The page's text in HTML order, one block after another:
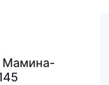
Мамина-